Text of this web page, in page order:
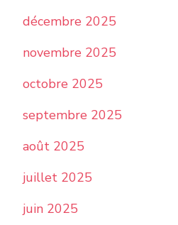
décembre 2025
novembre 2025
octobre 2025
septembre 2025
août 2025
juillet 2025
juin 2025